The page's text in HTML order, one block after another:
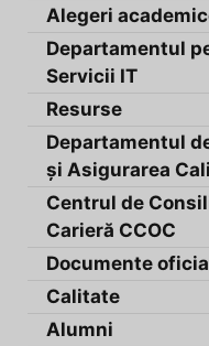
Alegeri
Departamentul
Servicii IT
Resurse
Departamentul
și Asigurarea
Centrul de
Carieră CCOC
Documente
Calitate
Alumni